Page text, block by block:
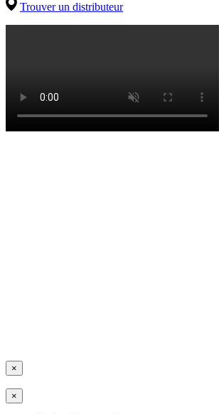
Trouver un distributeur
×
×